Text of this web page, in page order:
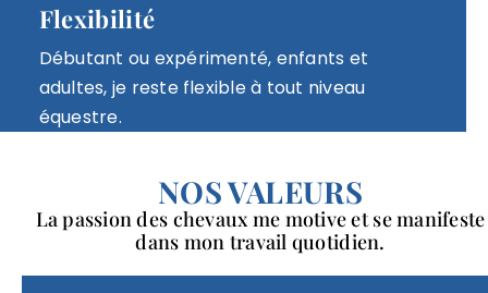
NOS VALEURS
La passion des chevaux me motive et se manifeste
dans mon travail quotidien.
Flexibilité
Débutant ou expérimenté, enfants et
adultes, je reste flexible à tout niveau
équestre.